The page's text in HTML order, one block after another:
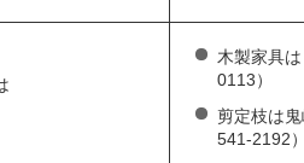
木製家具
0113）
剪定枝は
541-2192）